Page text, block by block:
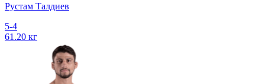
Рустам Талдиев
5-4
61.20 кг